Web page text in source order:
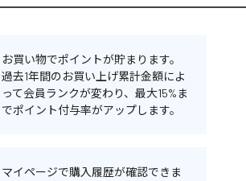
お買い物でポイントが貯まります。
過去1年間のお買い上げ累計金額によ
って会員ランクが変わり、最大15%ま
でポイント付与率がアップします。
マイページで購入履歴が確認できま